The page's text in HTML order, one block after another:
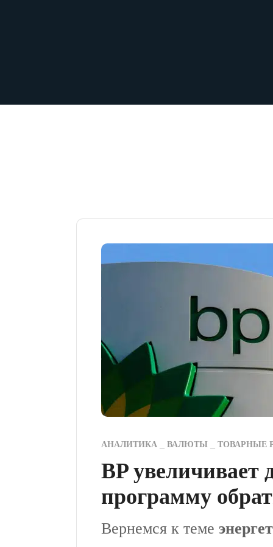
АНАЛИТИКА ВАЛЮТЫ ТОВАРНЫЕ
BP увеличивает
программу
Вернемся к теме